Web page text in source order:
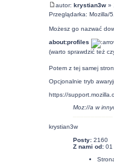
autor: krystian3w»
Przeglądarka: Mozilla/
Możesz go nazwać
about:profiles
(warto sprawdzić też
Potem z tej samej
Opcjonalnie tryb
https://
Moz://a w
krystian3w
Posty:2160
Z nami od:01